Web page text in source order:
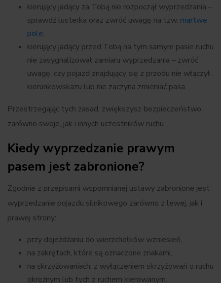
kierujący jadący za Tobą nie rozpoczął wyprzedzania –
sprawdź lusterka oraz zwróć uwagę na tzw. martwe
pole,
kierujący jadący przed Tobą na tym samym pasie ruchu
nie zasygnalizował zamiaru wyprzedzania – zwróć
uwagę, czy pojazd znajdujący się z przodu nie włączył
kierunkowskazu lub nie zaczyna zmieniać pasa.
Przestrzegając tych zasad, zwiększysz bezpieczeństwo
zarówno swoje, jak i innych uczestników ruchu.
Kiedy wyprzedzanie prawym
pasem jest zabronione?
Zgodnie z przepisami wspomnianej ustawy zabronione jest
wyprzedzanie pojazdu silnikowego zarówno z lewej, jak i
prawej strony:
przy dojeżdżaniu do wierzchołków wzniesień,
na zakrętach, które są oznaczone znakami,
na skrzyżowaniach, z wyłączeniem skrzyżowań o ruchu
okrężnym lub tych z ruchem kierowanym.